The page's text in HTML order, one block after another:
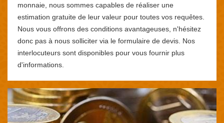
monnaie, nous sommes capables de réaliser une
estimation gratuite de leur valeur pour toutes vos requêtes.
Nous vous offrons des conditions avantageuses, n'hésitez
donc pas à nous solliciter via le formulaire de devis. Nos
interlocuteurs sont disponibles pour vous fournir plus
d'informations.